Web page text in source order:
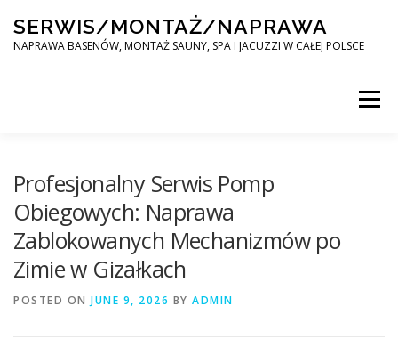
content
SERWIS/MONTAŻ/NAPRAWA
NAPRAWA BASENÓW, MONTAŻ SAUNY, SPA I JACUZZI W CAŁEJ POLSCE
Menu
MONTAŻ SAUNY, SPA, JACUZI W CAŁEJ POLSCE
KONTAKT
Profesjonalny Serwis Pomp
Obiegowych: Naprawa
Zablokowanych Mechanizmów po
Zimie w Gizałkach
POSTED ON JUNE 9, 2026 BY ADMIN